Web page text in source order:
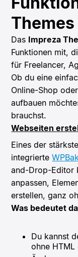
Themes
Das Impreza
Funktionen mit,
für Freelancer,
Ob du eine
Online-Shop
aufbauen
brauchst.
Webseiten
Eines der
integrierte
and-Drop-Editor
anpassen,
erstellen, ganz
Was bedeutet
Du kannst
ohne HTML